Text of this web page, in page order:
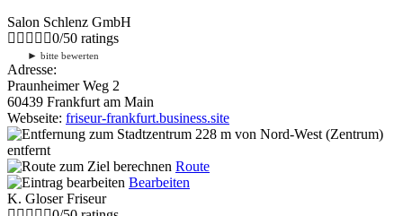
Salon Schlenz GmbH
0/50 ratings
► bitte bewerten
Adresse:
Praunheimer Weg 2
60439 Frankfurt am Main
Webseite: friseur-frankfurt.business.site
228 m von Nord-West (Zentrum)
entfernt
Route
Bearbeiten
K. Gloser Friseur